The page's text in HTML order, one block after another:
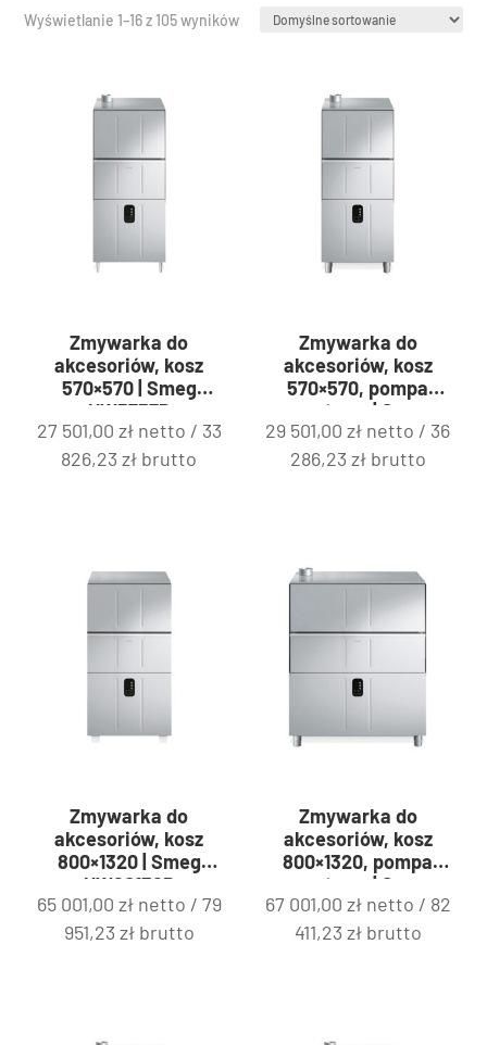
Wyświetlanie 1–16 z 105 wyników
Zmywarka do
akcesoriów, kosz
570×570 | Smeg
UW5757D
27 501,00 zł netto / 33
826,23zł brutto
Zmywarka do
akcesoriów, kosz
570×570, pompa
spustowa | Smeg
UW5757DPS
29 501,00zł netto / 36
286,23 złbrutto
Zmywarka do
akcesoriów, kosz
800×1320 | Smeg
UW60132D
65 001,00 zł netto / 79
951,23 złbrutto
Zmywarka do
akcesoriów, kosz
800×1320, pompa
spustowa | Smeg
UW60132DPS
67 001,00 zł netto / 82
411,23 złbrutto